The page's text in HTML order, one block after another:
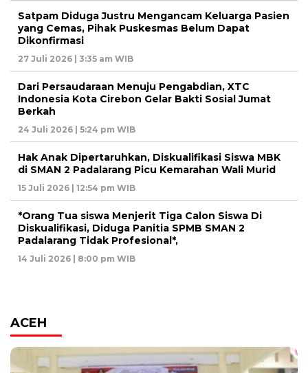
Satpam Diduga Justru Mengancam Keluarga Pasien
yang Cemas, Pihak Puskesmas Belum Dapat
Dikonfirmasi
27 Juli 2026 | 3:35 am WIB
Dari Persaudaraan Menuju Pengabdian, XTC
Indonesia Kota Cirebon Gelar Bakti Sosial Jumat
Berkah
24 Juli 2026 | 5:24 pm WIB
Hak Anak Dipertaruhkan, Diskualifikasi Siswa MBK
di SMAN 2 Padalarang Picu Kemarahan Wali Murid
15 Juli 2026 | 12:54 pm WIB
*Orang Tua siswa Menjerit Tiga Calon Siswa Di
Diskualifikasi, Diduga Panitia SPMB SMAN 2
Padalarang Tidak Profesional*,
14 Juli 2026 | 8:00 pm WIB
ACEH